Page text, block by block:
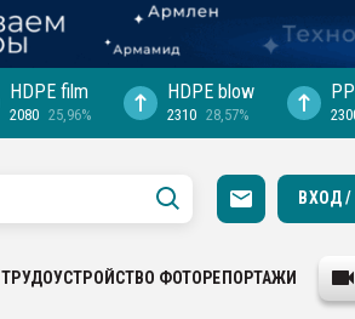
HDPE film
2080 25,96%
HDPE blow
2310 28,57%
ВХОД /
ТРУДОУСТРОЙСТВО ФОТОРЕПОРТАЖИ